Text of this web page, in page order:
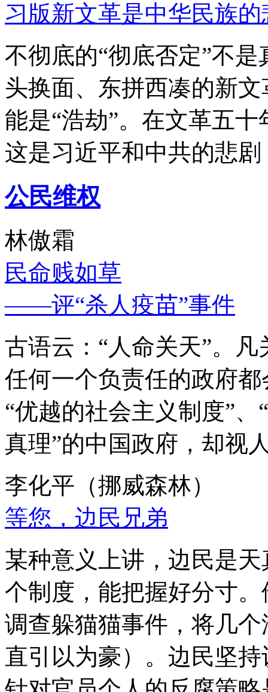
习版新文革是中华民族的
不彻底的“彻底否定”不
头换面、东拼西凑的新
能是“浩劫”。在文革五
这是习近平和中共的悲
公民维权
林傲霜
民命贱如草
——评“杀人疫苗”事件
古语云：“人命关天”。
任何一个负责任的政府
“优越的社会主义制度”
真理”的中国政府，却视
李化平（挪威森林）
等您，边民兄弟
某种意义上讲，边民是
个制度，能把握好分寸
调查躲猫猫事件，将几
直引以为豪）。边民坚